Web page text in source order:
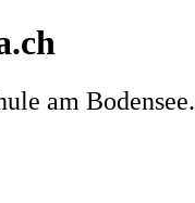
am Bodensee.